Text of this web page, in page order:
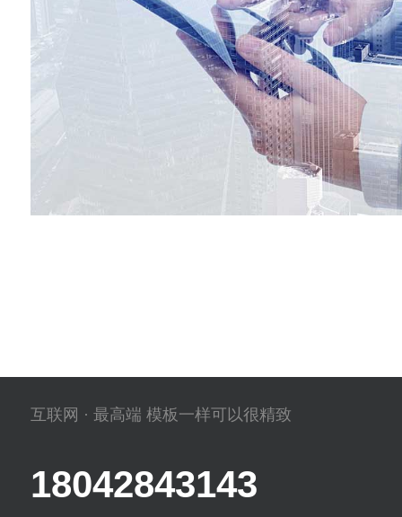
互联网 · 最高端 模板一样可以很精致
18042843143